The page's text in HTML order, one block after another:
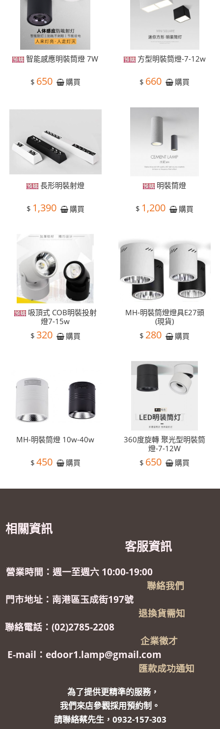
智能感應明裝筒燈 7W
$ 650 購買
方型明裝筒燈-7-12w
$ 660 購買
長形明裝射燈
$ 1,390 購買
明裝筒燈
$ 1,200 購買
吸頂式 COB明裝投射
燈7-15w
$ 320 購買
MH-明裝筒燈燈具E27頭
(現貨)
$ 280 購買
MH-明裝筒燈 10w-40w
$ 450 購買
360度旋轉 聚光型明裝筒
燈-7-12W
$ 650 購買
相關資訊
客服資訊
營業時間：週一至週六 10:00-19:00
聯絡我們
門市地址：南港區玉成街197號
退換貨需知
聯絡電話：(02)2785-2208
企業徵才
E-mail：edoor1.lamp@gmail.com
匯款成功通知
為了提供更精準的服務，
我們來店參觀採用預約制。
請聯絡蔡先生，0932-157-303